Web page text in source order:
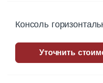
Консоль
Уточнить